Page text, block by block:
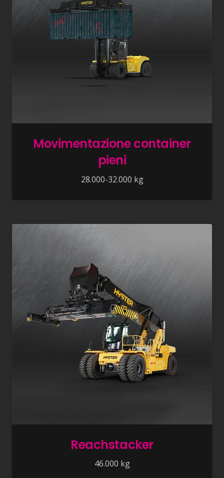
Movimentazione container
pieni
28.000-32.000 kg
Reachstacker
46.000 kg